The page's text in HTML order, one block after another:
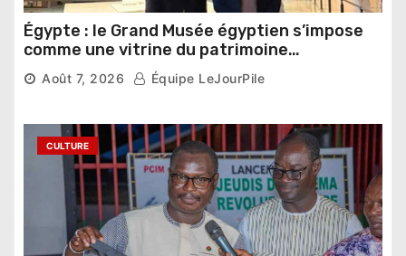
Égypte : le Grand Musée égyptien s’impose
comme une vitrine du patrimoine
pharaonique auprès des dirigeants
étrangers
Août 7, 2026 Équipe LeJourPile
CULTURE